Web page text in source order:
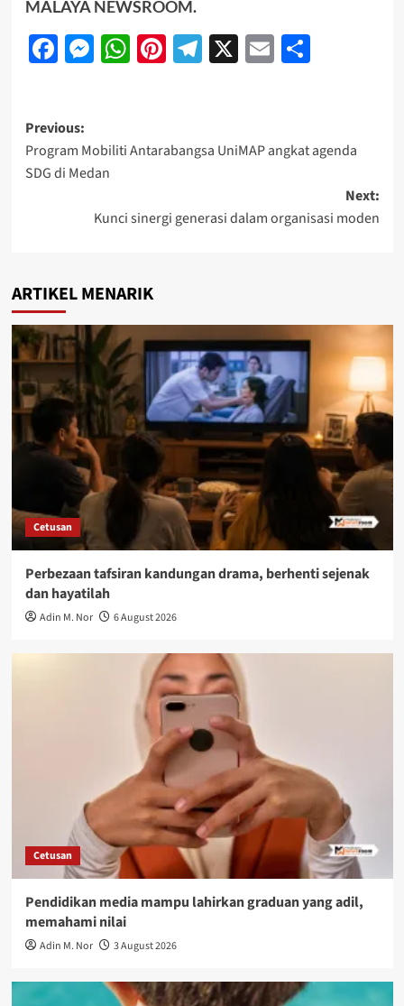
MALAYA NEWSROOM.
Facebook
Messenger
WhatsApp
Pinterest
Telegram
X EmailShare
Previous:
Program Mobiliti Antarabangsa UniMAP angkat agenda
SDG di Medan
Next:
Kunci sinergi generasi dalam organisasi moden
ARTIKEL MENARIK
Cetusan
Perbezaan tafsiran kandungan drama, berhenti sejenak
dan hayatilah
Adin M. Nor 6 August 2026
Cetusan
Pendidikan media mampu lahirkan graduan yang adil,
memahami nilai
Adin M. Nor 3 August 2026